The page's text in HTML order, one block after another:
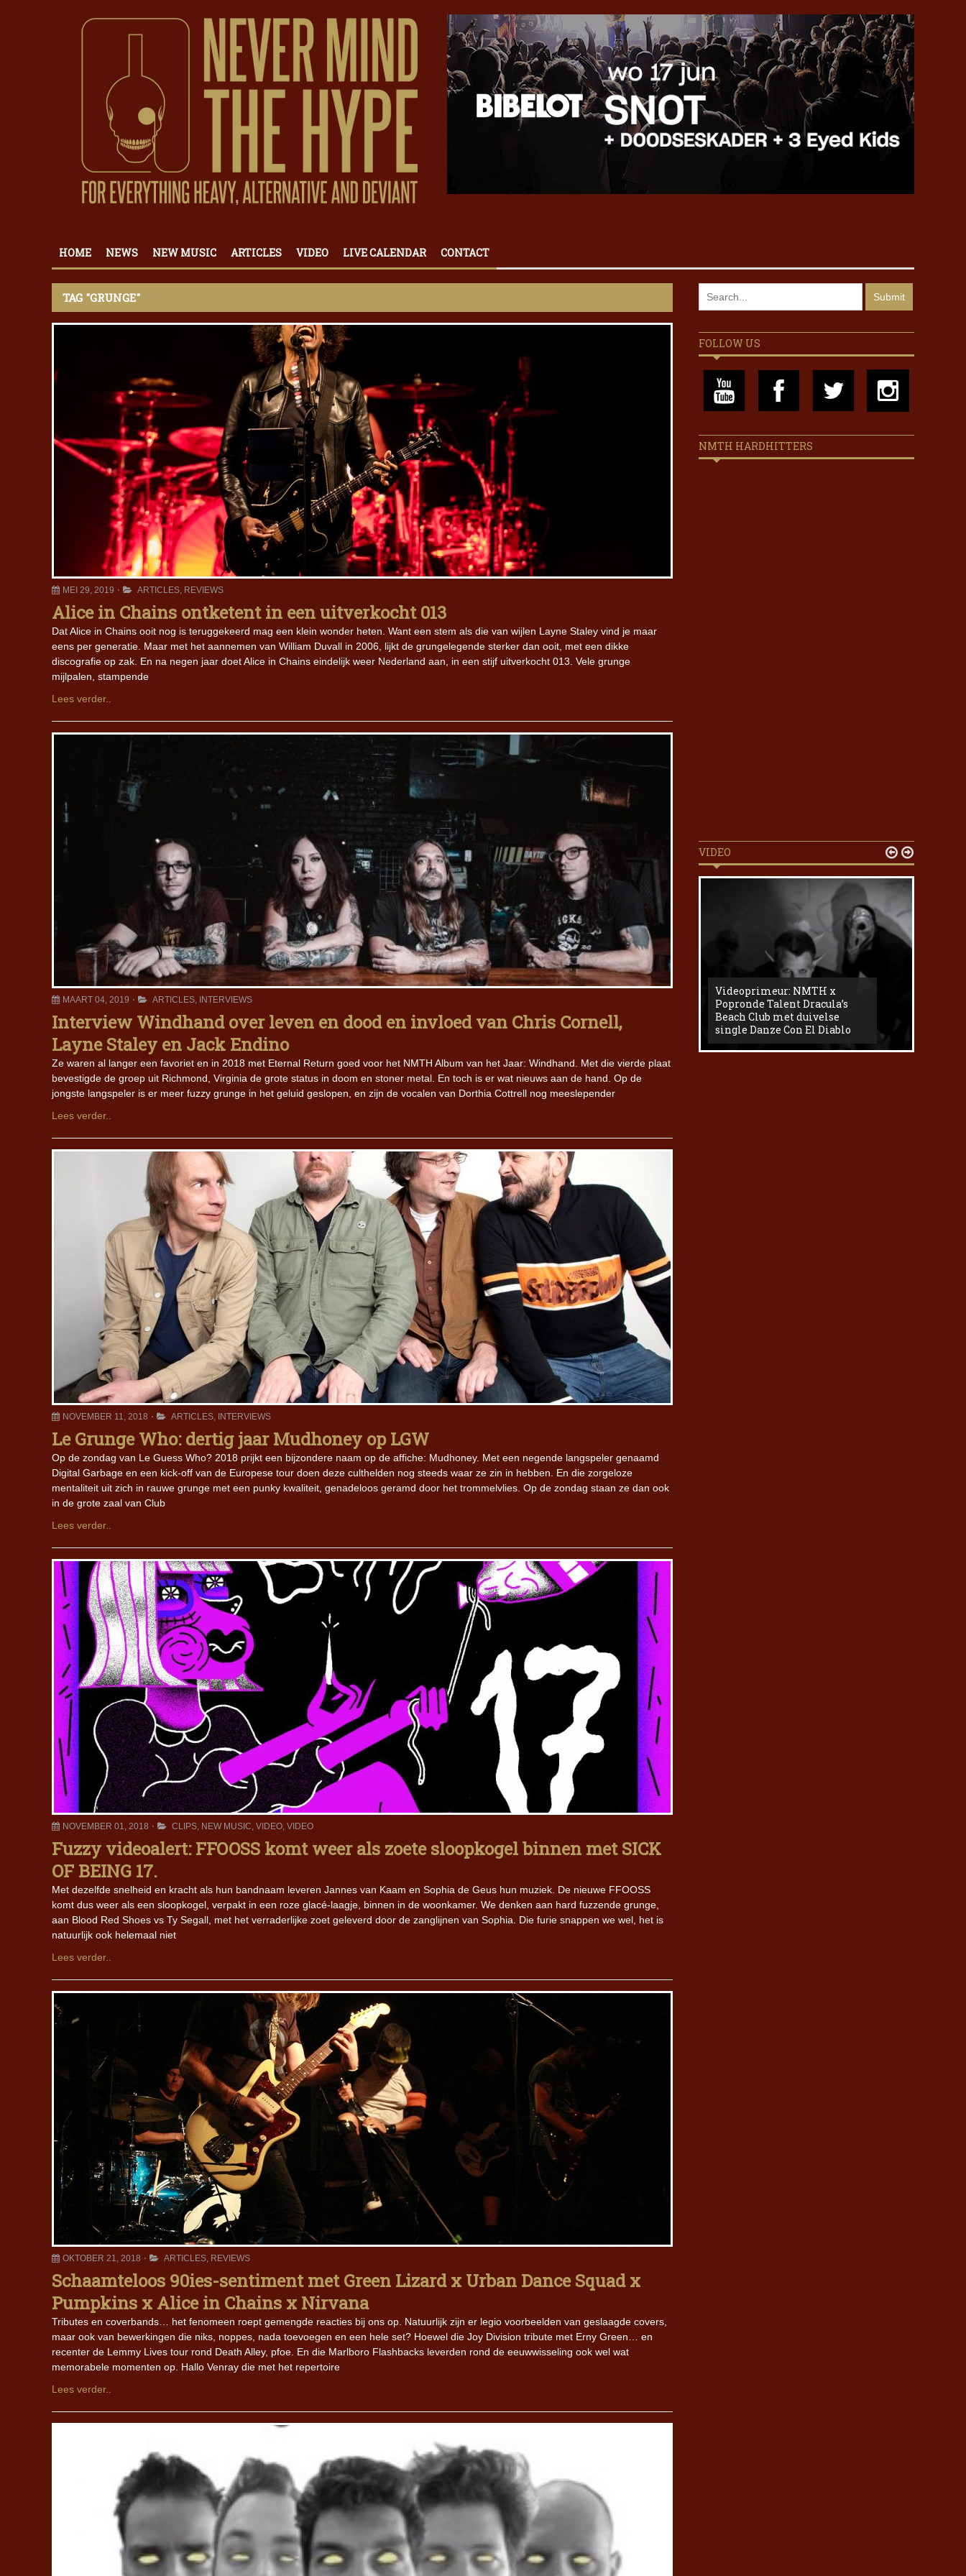
HOME NEWS NEW MUSIC ARTICLES VIDEO LIVE CALENDAR CONTACT
TAG "GRUNGE"
MEI 29, 2019 ARTICLES, REVIEWS
Alice in Chains ontketent in een uitverkocht 013
Dat Alice in Chains ooit nog is teruggekeerd mag een klein wonder heten. Want een stem als die van wijlen Layne Staley vind je maar
eens per generatie. Maar met het aannemen van William Duvall in 2006, lijkt de grungelegende sterker dan ooit, met een dikke
discografie op zak. En na negen jaar doet Alice in Chains eindelijk weer Nederland aan, in een stijf uitverkocht 013. Vele grunge
mijlpalen, stampende
Lees verder..
MAART 04, 2019 ARTICLES, INTERVIEWS
Interview Windhand over leven en dood en invloed van Chris Cornell,
Layne Staley en Jack Endino
Ze waren al langer een favoriet en in 2018 met Eternal Return goed voor het NMTH Album van het Jaar: Windhand. Met die vierde plaat
bevestigde de groep uit Richmond, Virginia de grote status in doom en stoner metal. En toch is er wat nieuws aan de hand. Op de
jongste langspeler is er meer fuzzy grunge in het geluid geslopen, en zijn de vocalen van Dorthia Cottrell nog meeslepender
Lees verder..
NOVEMBER 11, 2018 ARTICLES, INTERVIEWS
Le Grunge Who: dertig jaar Mudhoney op LGW
Op de zondag van Le Guess Who? 2018 prijkt een bijzondere naam op de affiche: Mudhoney. Met een negende langspeler genaamd
Digital Garbage en een kick-off van de Europese tour doen deze culthelden nog steeds waar ze zin in hebben. En die zorgeloze
mentaliteit uit zich in rauwe grunge met een punky kwaliteit, genadeloos geramd door het trommelvlies. Op de zondag staan ze dan ook
in de grote zaal van Club
Lees verder..
NOVEMBER 01, 2018 CLIPS, NEW MUSIC, VIDEO, VIDEO
Fuzzy videoalert: FFOOSS komt weer als zoete sloopkogel binnen met SICK
OF BEING 17.
Met dezelfde snelheid en kracht als hun bandnaam leveren Jannes van Kaam en Sophia de Geus hun muziek. De nieuwe FFOOSS
komt dus weer als een sloopkogel, verpakt in een roze glacé-laagje, binnen in de woonkamer. We denken aan hard fuzzende grunge,
aan Blood Red Shoes vs Ty Segall, met het verraderlijke zoet geleverd door de zanglijnen van Sophia. Die furie snappen we wel, het is
natuurlijk ook helemaal niet
Lees verder..
OKTOBER 21, 2018 ARTICLES, REVIEWS
Schaamteloos 90ies-sentiment met Green Lizard x Urban Dance Squad x
Pumpkins x Alice in Chains x Nirvana
Tributes en coverbands… het fenomeen roept gemengde reacties bij ons op. Natuurlijk zijn er legio voorbeelden van geslaagde covers,
maar ook van bewerkingen die niks, noppes, nada toevoegen en een hele set? Hoewel die Joy Division tribute met Erny Green… en
recenter de Lemmy Lives tour rond Death Alley, pfoe. En die Marlboro Flashbacks leverden rond de eeuwwisseling ook wel wat
memorabele momenten op. Hallo Venray die met het repertoire
Lees verder..
FOLLOW US
NMTH HARDHITTERS
VIDEO
Futurist en munt Reich and
Roll-stijl
Videoprimeur: NMTH x
Popronde Talent Dracula’s
Beach Club met duivelse
single Danze Con El Diablo
 